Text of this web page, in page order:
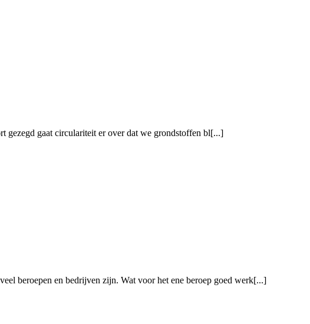
gezegd gaat circulariteit er over dat we grondstoffen bl[...]
beroepen en bedrijven zijn. Wat voor het ene beroep goed werk[...]